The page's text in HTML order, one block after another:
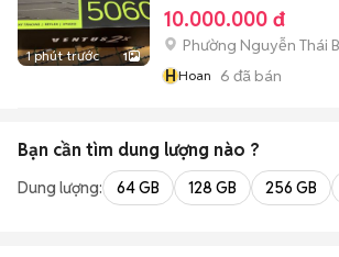
1 phút trước 1
10.000.000 đ
Phường Nguyễn Thái
HHoan 6 đã bán
Bạn cần tìm dung lượng nào ?
Dung lượng: 64 GB 128 GB 256 GB